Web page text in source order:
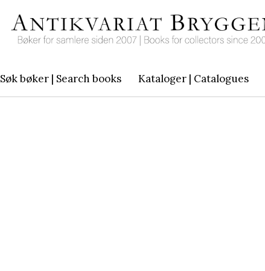
Søk bøker | Search books Kataloger | Catalogues